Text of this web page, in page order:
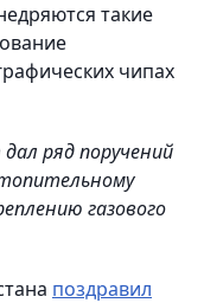
такие
чипах
ряд поручений
газового
поздравил